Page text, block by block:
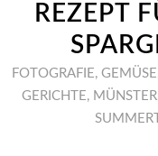
REZEPT
FOTOGRAFIE, GEMÜSE
GERICHTE, MÜNSTER